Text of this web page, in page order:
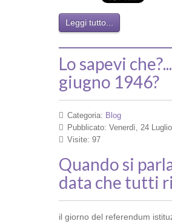
Leggi tutto...
Lo sapevi
giugno 1946?
Categoria: Blog
Pubblicato: Venerdì, 24
Visite: 97
Quando si
data che tutti
il giorno del referendum